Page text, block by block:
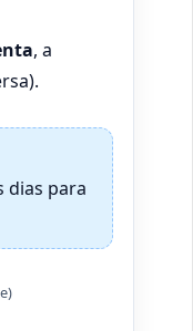
, a
dias para